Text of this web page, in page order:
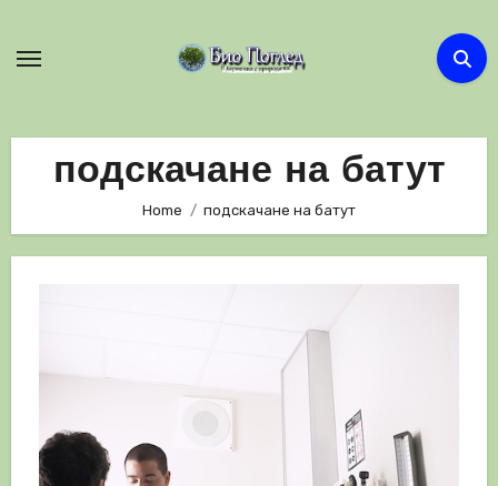
подскачане на батут
Home подскачане на батут